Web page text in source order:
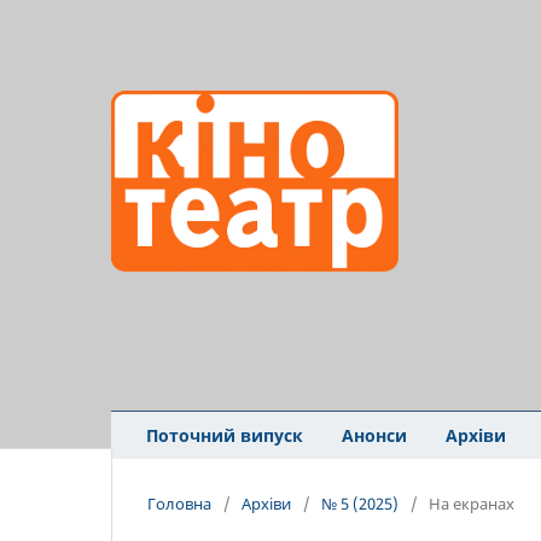
Поточний випуск Анонси Архіви
Головна / Архіви / № 5 (2025) / На екранах